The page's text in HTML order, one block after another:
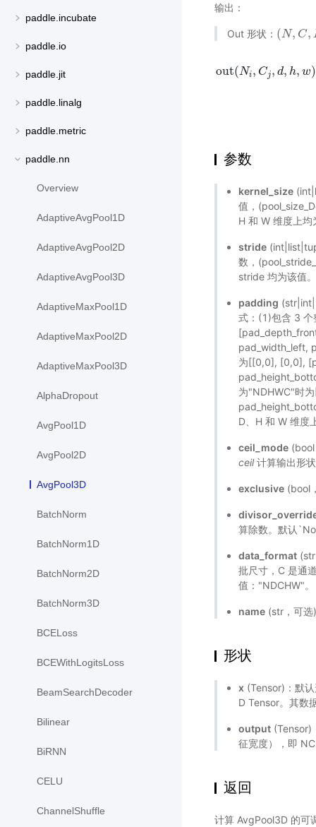
paddle.incubate
paddle.io
paddle.jit
paddle.linalg
paddle.metric
paddle.nn
Overview
AdaptiveAvgPool1D
AdaptiveAvgPool2D
AdaptiveAvgPool3D
AdaptiveMaxPool1D
AdaptiveMaxPool2D
AdaptiveMaxPool3D
AlphaDropout
AvgPool1D
AvgPool2D
AvgPool3D
BatchNorm
BatchNorm1D
BatchNorm2D
BatchNorm3D
BCELoss
BCEWithLogitsLoss
BeamSearchDecoder
Bilinear
BiRNN
CELU
ChannelShuffle
输出：
Out 形状： (N, C,
(N,C ,Din
out(Ni, Cj, d, h, w)
参数
kernel_size
值，
H 和 W 维度上
stride
数，
stride 均为该值
padding
式：(1)包含 3
pad_width_left,
为[[0,0], [0,0],
为"NDHWC"时
D、H 和 W 维度
ceil_mode
ceil计算输出形
exclusive (bool
算除数。默认
data_format
批尺寸，C 是通
值："NDCHW"。
name (str，可
形状
x (Tensor)：默
D Tensor。其
output (Tensor)
征宽度），即
返回
计算 AvgPool3D 的可